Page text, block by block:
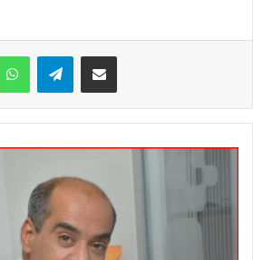
WhatsApp Telegram